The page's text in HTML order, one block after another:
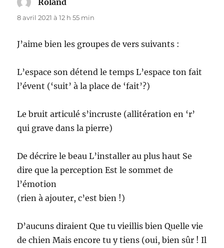
8 avril 2021 à 12 h 55 min
J’aime bien les groupes de vers suivants :
L’espace son détend le temps L’espace ton fait
l’évent (‘suit’ à la place de ‘fait’?)
Le bruit articulé s’incruste (allitération en ‘r’
qui grave dans la pierre)
De décrire le beau L’installer au plus haut Se
dire que la perception Est le sommet de
l’émotion
(rien à ajouter, c’est bien !)
D’aucuns diraient Que tu vieillis bien Quelle vie
de chien Mais encore tu y tiens (oui, bien sûr ! Il